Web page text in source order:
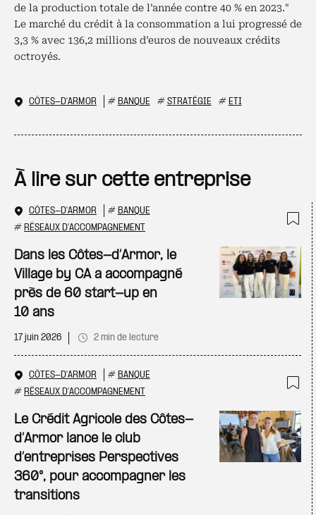
de la production totale de l’année contre 40 % en 2023."
Le marché du crédit à la consommation a lui progressé de
3,3 % avec 136,2 millions d’euros de nouveaux crédits
octroyés.
CÔTES-D'ARMOR # BANQUE # STRATÉGIE # ETI
À lire sur cette entreprise
CÔTES-D'ARMOR # BANQUE
# RÉSEAUX D'ACCOMPAGNEMENT
Dans les Côtes-d’Armor, le
Village by CA a accompagné
près de 60 start-up en
10 ans
17 juin 2026 2 min de lecture
CÔTES-D'ARMOR # BANQUE
# RÉSEAUX D'ACCOMPAGNEMENT
Le Crédit Agricole des Côtes-
d’Armor lance le club
d’entreprises Perspectives
360°, pour accompagner les
transitions